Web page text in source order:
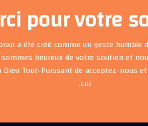
pour votre
a été créé comme un geste
heureux de votre soutien et
Tout-Puissant de acceptez-nous
Lui.